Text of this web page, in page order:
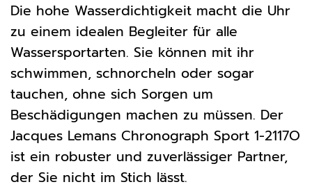
Die hohe Wasserdichtigkeit macht die Uhr
zu einem idealen Begleiter für alle
Wassersportarten. Sie können mit ihr
schwimmen, schnorcheln oder sogar
tauchen, ohne sich Sorgen um
Beschädigungen machen zu müssen. Der
Jacques Lemans Chronograph Sport 1-2117O
ist ein robuster und zuverlässiger Partner,
der Sie nicht im Stich lässt.